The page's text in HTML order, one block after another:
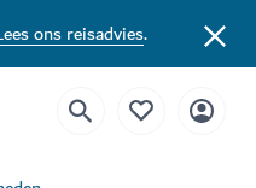
ons reisadvies.